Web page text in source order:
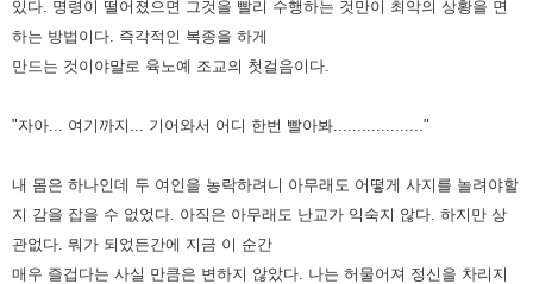
있다. 명령이 떨어졌으면 그것을 빨리 수행하는 것만이 최악의 상황을 면
하는 방법이다. 즉각적인 복종을 하게
만드는 것이야말로 육노예 조교의 첫걸음이다.
"자아... 여기까지... 기어와서 어디 한번 빨아봐..................."
내 몸은 하나인데 두 여인을 농락하려니 아무래도 어떻게 사지를 놀려야할
지 감을 잡을 수 없었다. 아직은 아무래도 난교가 익숙지 않다. 하지만 상
관없다. 뭐가 되었든간에 지금 이 순간
매우 즐겁다는 사실 만큼은 변하지 않았다. 나는 허물어져 정신을 차리지